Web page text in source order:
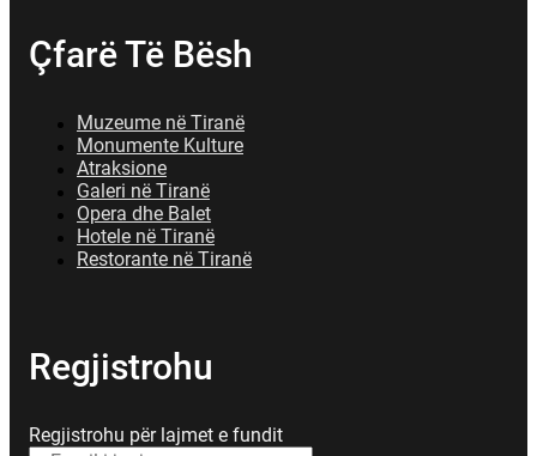
Çfarë Të Bësh
Muzeume në Tiranë
Monumente Kulture
Atraksione
Galeri në Tiranë
Opera dhe Balet
Hotele në Tiranë
Restorante në Tiranë
Regjistrohu
Regjistrohu për lajmet e fundit